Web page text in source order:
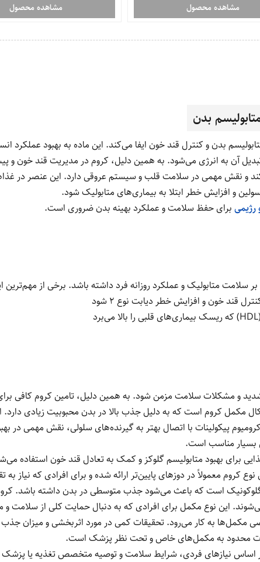
مشاهده محصول مشاهده محصول
بدن
بدن و کنترل قند خون ایفا می‌کند. این ماده به بهبود عملکرد
انرژی می‌شود. به همین دلیل، کروم در مدیریت قند خون و پیشگیری از دیابت
و نقش مهمی در سلامت قلب و سیستم عروقی دارد. این عنصر در
و افزایش خطر ابتلا به بیماری‌های متابولیک شود.
برای حفظ سلامت و عملکرد بهینه بدن ضروری است.
سلامت متابولیک و عملکرد روزانه فرد داشته باشد. برخی از مهم‌ترین
قند خون و افزایش خطر دیابت نوع 2 شود
شدید و مشکلات سلامت مزمن شود. به همین دلیل، تامین کروم
مکمل کروم است که به دلیل جذب بالا در بدن محبوبیت زیادی دارد.
پیکولینات با اتصال بهتر به گیرنده‌های سلولی، نقش مهمی در
بسیار مناسب است.
برای بهبود متابولیسم گلوکز و کمک به تعادل قند خون استفاده
معمولاً در دوزهای پایین‌تر ارائه شده و برای افرادی که نیاز به
است که باعث می‌شود جذب متوسطی در بدن داشته باشد.
این نوع مکمل برای افرادی که به دنبال حمایت کلی از سلامت و
مکمل‌ها به کار می‌رود. تحقیقات کمی در مورد اثربخشی و میزان جذب
محدود به مکمل‌های خاص و تحت نظر پزشک است.
اساس نیازهای فردی، شرایط سلامت و توصیه متخصص تغذیه یا پزشک